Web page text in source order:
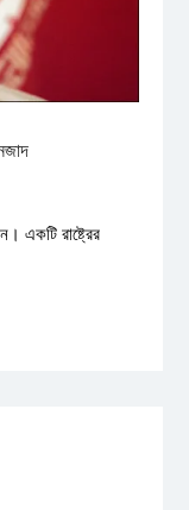
একটি রাষ্ট্রের